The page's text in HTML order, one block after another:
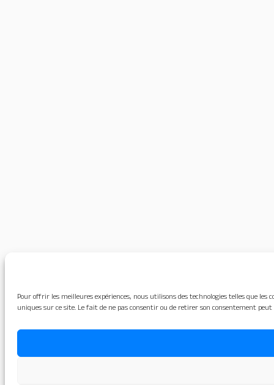
Pour offrir les meilleures expériences, nous utilisons des technologies telles que
uniques sur ce site. Le fait de ne pas consentir ou de retirer son consentement